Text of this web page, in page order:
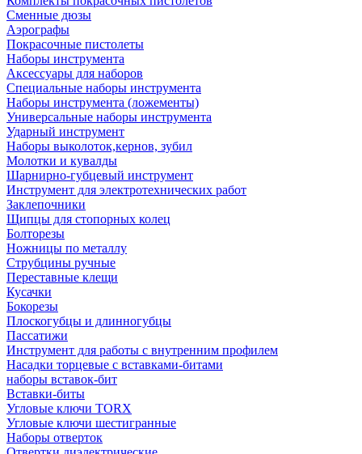
Сменные дюзы
Аэрографы
Покрасочные пистолеты
Наборы инструмента
Аксессуары для наборов
Специальные наборы инструмента
Наборы инструмента (ложементы)
Универсальные наборы инструмента
Ударный инструмент
Наборы выколоток,кернов, зубил
Молотки и кувалды
Шарнирно-губцевый инструмент
Инструмент для электротехнических работ
Заклепочники
Щипцы для стопорных колец
Болторезы
Ножницы по металлу
Струбцины ручные
Переставные клещи
Кусачки
Бокорезы
Плоскогубцы и длинногубцы
Пассатижи
Инструмент для работы с внутренним профилем
Насадки торцевые с вставками-битами
наборы вставок-бит
Вставки-биты
Угловые ключи TORX
Угловые ключи шестигранные
Наборы отверток